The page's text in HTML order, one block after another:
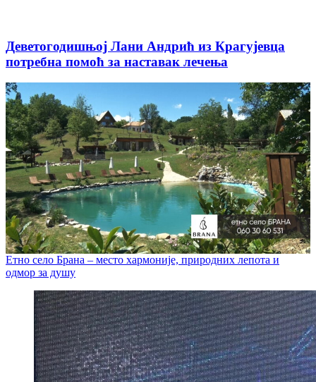
Деветогодишњој Лани Андрић из Крагујевца
потребна помоћ за наставак лечења
Етно село Брана – место хармоније, природних лепота и
одмор за душу